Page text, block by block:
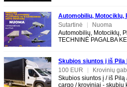
Automobilių, Motociklų,
TECHNINĖ PAGALBA
Sutartinė
Nuoma
Automobilių, Motociklų,
TECHNINĖ PAGALBA
Skubios siuntos į iš Pilą
100 EUR
Krovinių
Skubios siuntos į / iš
cargo / kroviniai - skubių